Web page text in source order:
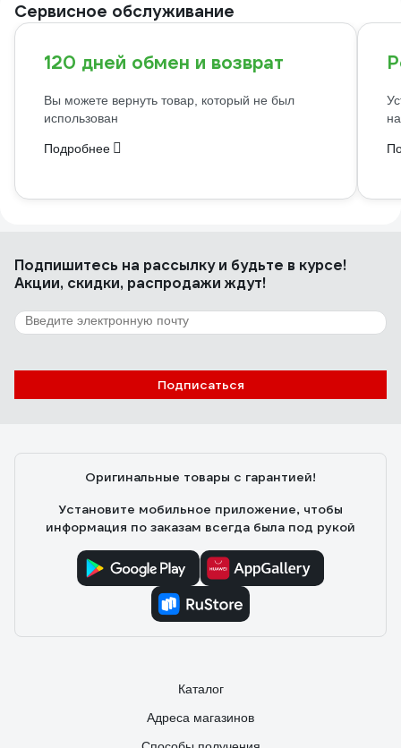
Сервисное обслуживание
120 дней обмен и возврат
Вы можете вернуть товар, который не был
использован
Подробнее
Подпишитесь на рассылкуи будьте в курсе!
Акции, скидки, распродажи ждут!
Подписаться
Оригинальные товары с гарантией!
Установите мобильное приложение, чтобы
информация по заказам всегда была под рукой
Каталог
Адреса магазинов